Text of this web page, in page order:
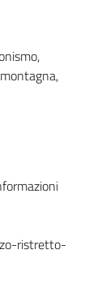
ristretto-